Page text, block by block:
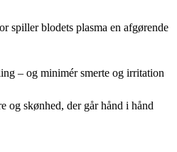
spiller blodets plasma en afgørende
– og minimér smerte og irritation
og skønhed, der går hånd i hånd